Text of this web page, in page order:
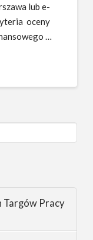
lub e-
oceny
…
Pracy